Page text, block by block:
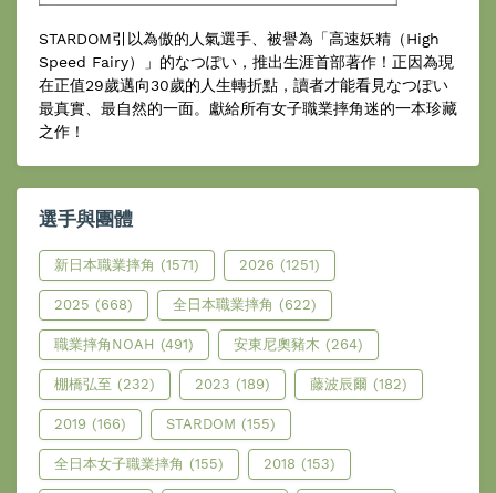
STARDOM引以為傲的人氣選手、被譽為「高速妖精（High
Speed Fairy）」的なつぽい，推出生涯首部著作！正因為現
在正值29歲邁向30歲的人生轉折點，讀者才能看見なつぽい
最真實、最自然的一面。獻給所有女子職業摔角迷的一本珍藏
之作！
選手與團體
新日本職業摔角 (1571) 2026 (1251)
2025 (668) 全日本職業摔角 (622)
職業摔角NOAH (491) 安東尼奧豬木 (264)
棚橋弘至 (232) 2023 (189) 藤波辰爾 (182)
2019 (166) STARDOM (155)
全日本女子職業摔角 (155) 2018 (153)